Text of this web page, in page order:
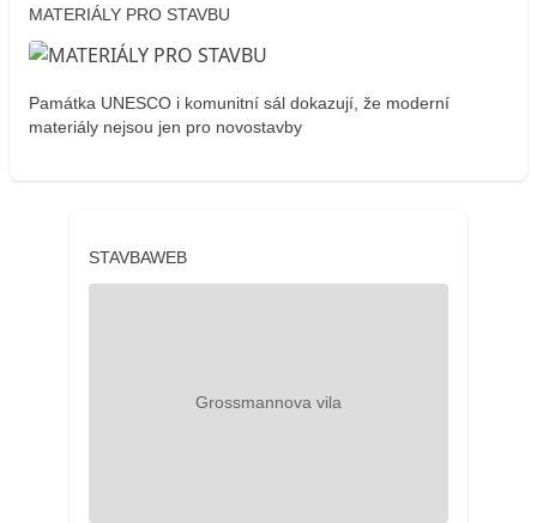
MATERIÁLY PRO STAVBU
Památka UNESCO i komunitní sál dokazují, že moderní
materiály nejsou jen pro novostavby
STAVBAWEB